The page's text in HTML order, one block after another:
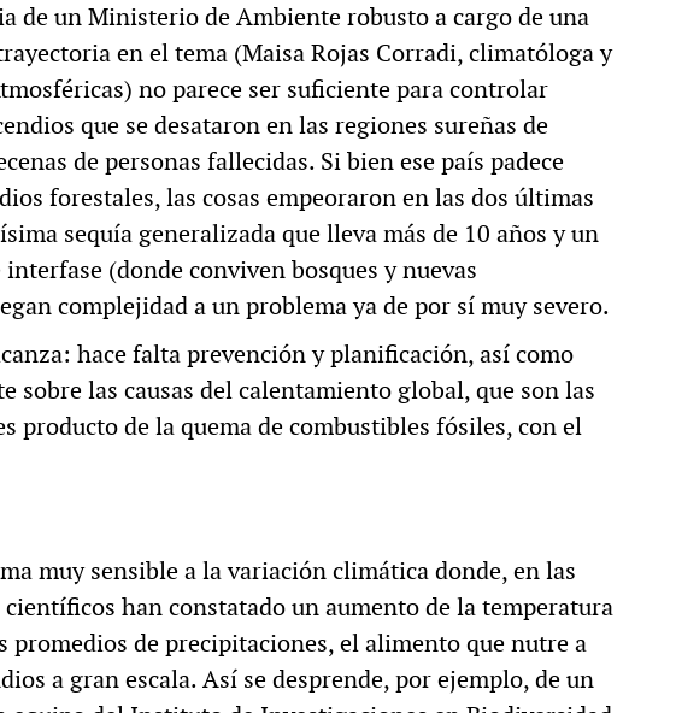
de un Ministerio de Ambiente robusto a cargo de una
en el tema (Maisa Rojas Corradi, climatóloga y
no parece ser suficiente para controlar
que se desataron en las regiones sureñas de
de personas fallecidas. Si bien ese país padece
forestales, las cosas empeoraron en las dos últimas
sequía generalizada que lleva más de 10 años y un
(donde conviven bosques y nuevas
complejidad a un problema ya de por sí muy severo.
hace falta prevención y planificación, así como
sobre las causas del calentamiento global, que son las
producto de la quema de combustibles fósiles, con el
muy sensible a la variación climática donde, en las
han constatado un aumento de la temperatura
promedios de precipitaciones, el alimento que nutre a
a gran escala. Así se desprende, por ejemplo, de un